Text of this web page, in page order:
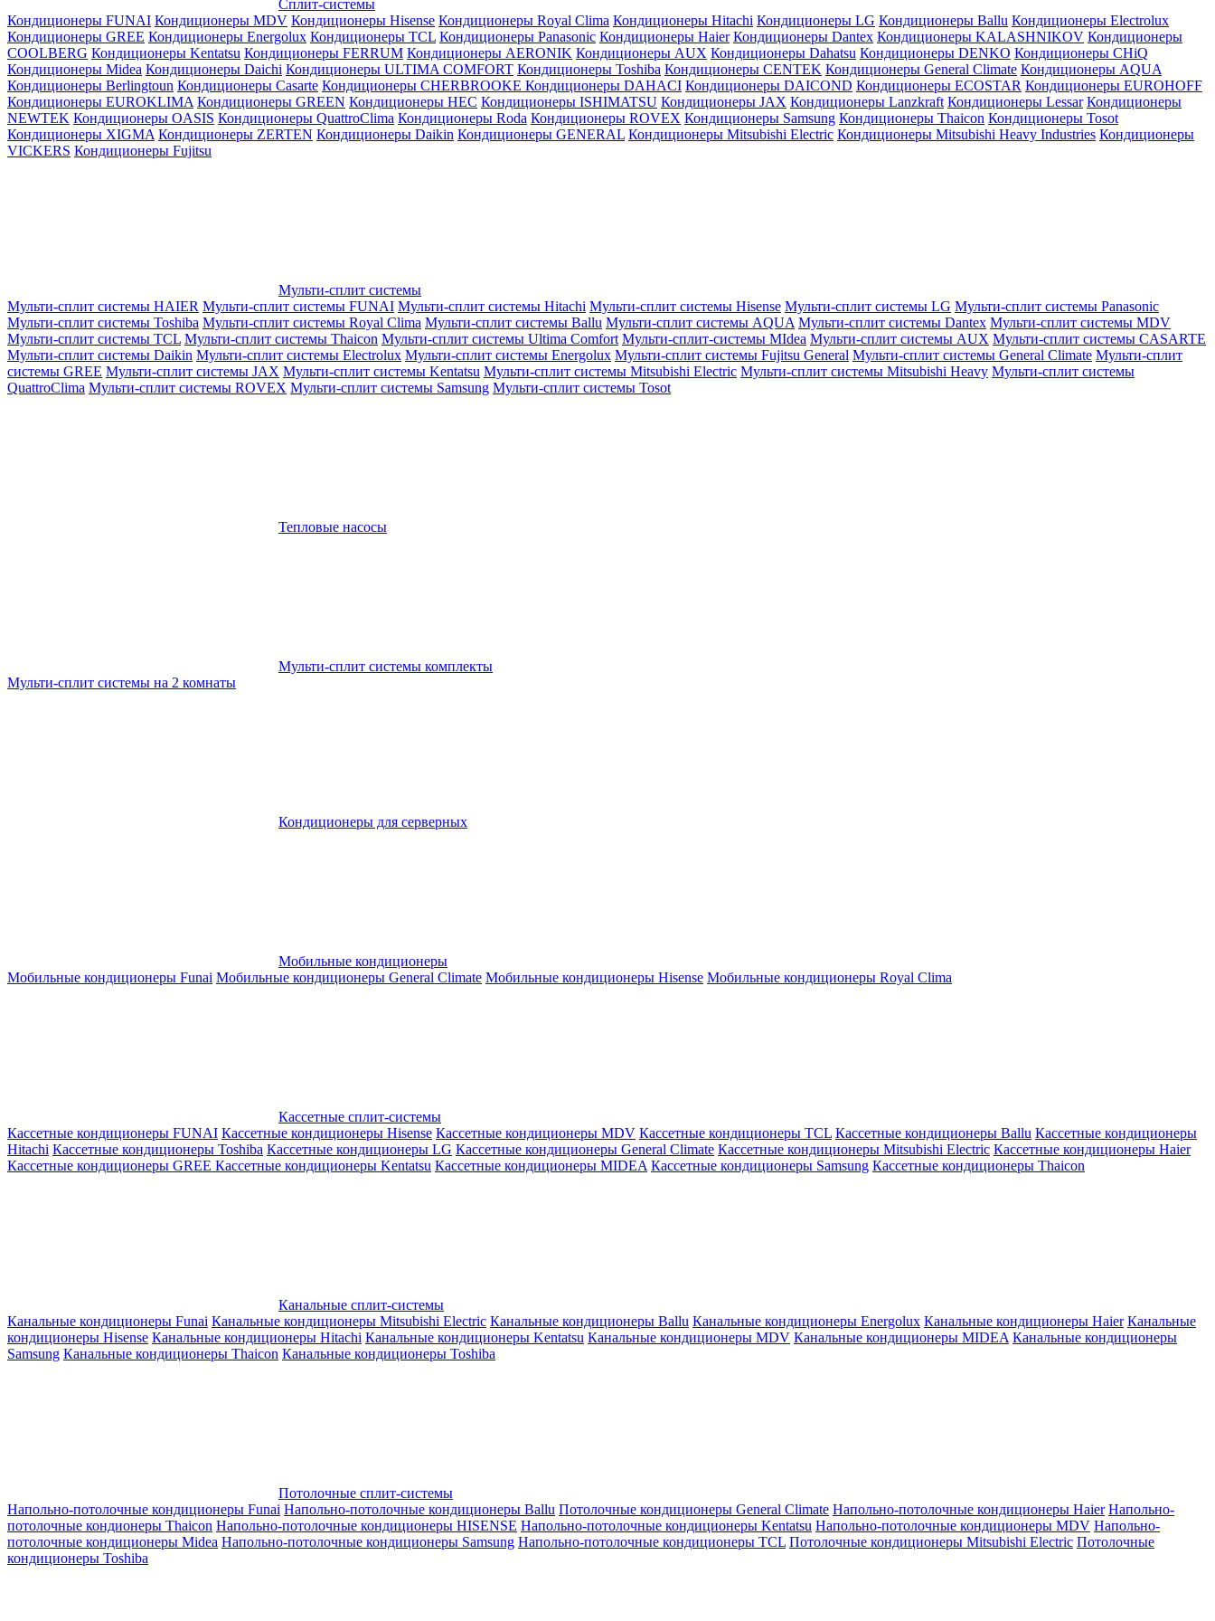
Сплит-системы
Кондиционеры FUNAI Кондиционеры MDV Кондиционеры Hisense Кондиционеры Royal Clima Кондиционеры Hitachi Кондиционеры LG Кондиционеры Ballu Кондиционеры Electrolux
Кондиционеры GREE Кондиционеры Energolux Кондиционеры TCL Кондиционеры Panasonic Кондиционеры Haier Кондиционеры Dantex Кондиционеры KALASHNIKOV Кондиционеры
СOOLBERG Кондиционеры Kentatsu Кондиционеры FERRUM Кондиционеры AERONIK Кондиционеры AUX Кондиционеры Dahatsu Кондиционеры DENKO Кондиционеры CHiQ
Кондиционеры Midea Кондиционеры Daichi Кондиционеры ULTIMA COMFORT Кондиционеры Toshiba Кондиционеры CENTEK Кондиционеры General Climate Кондиционеры AQUA
Кондиционеры Berlingtoun Кондиционеры Casarte Кондиционеры CHERBROOKE Кондиционеры DAHACI Кондиционеры DAICOND Кондиционеры ECOSTAR Кондиционеры EUROHOFF
Кондиционеры EUROKLIMA Кондиционеры GREEN Кондиционеры HEC Кондиционеры ISHIMATSU Кондиционеры JAX Кондиционеры Lanzkraft Кондиционеры Lessar Кондиционеры
NEWTEK Кондиционеры OASIS Кондиционеры QuattroClima Кондиционеры Roda Кондиционеры ROVEX Кондиционеры Samsung Кондиционеры Thaicon Кондиционеры Tosot
Кондиционеры XIGMA Кондиционеры ZERTEN Кондиционеры Daikin Кондиционеры GENERAL Кондиционеры Mitsubishi Electric Кондиционеры Mitsubishi Heavy Industries Кондиционеры
VICKERS Кондиционеры Fujitsu
Мульти-сплит системы
Мульти-сплит системы HAIER Мульти-сплит системы FUNAI Мульти-сплит системы Hitachi Мульти-сплит системы Hisense Мульти-сплит системы LG Мульти-сплит системы Panasonic
Мульти-сплит системы Toshiba Мульти-сплит системы Royal Clima Мульти-сплит системы Ballu Мульти-сплит системы AQUA Мульти-сплит системы Dantex Мульти-сплит системы MDV
Мульти-сплит системы TCL Мульти-сплит системы Thaicon Мульти-сплит системы Ultima Comfort Мульти-сплит-системы MIdea Мульти-сплит системы AUX Мульти-сплит системы CASARTE
Мульти-сплит системы Daikin Мульти-сплит системы Electrolux Мульти-сплит системы Energolux Мульти-сплит системы Fujitsu General Мульти-сплит системы General Climate Мульти-сплит
системы GREE Мульти-сплит системы JAX Мульти-сплит системы Kentatsu Мульти-сплит системы Mitsubishi Electric Мульти-сплит системы Mitsubishi Heavy Мульти-сплит системы
QuattroClima Мульти-сплит системы ROVEX Мульти-сплит системы Samsung Мульти-сплит системы Tosot
Тепловые насосы
Мульти-сплит системы комплекты
Мульти-сплит системы на 2 комнаты
Кондиционеры для серверных
Мобильные кондиционеры
Мобильные кондиционеры Funai Мобильные кондиционеры General Climate Мобильные кондиционеры Hisense Мобильные кондиционеры Royal Clima
Кассетные сплит-системы
Кассетные кондиционеры FUNAI Кассетные кондиционеры Hisense Кассетные кондиционеры MDV Кассетные кондиционеры TCL Кассетные кондиционеры Ballu Кассетные кондиционеры
Hitachi Кассетные кондиционеры Toshiba Кассетные кондиционеры LG Кассетные кондиционеры General Climate Кассетные кондиционеры Mitsubishi Electric Кассетные кондиционеры Haier
Кассетные кондиционеры GREE Кассетные кондиционеры Kentatsu Кассетные кондиционеры MIDEA Кассетные кондиционеры Samsung Кассетные кондиционеры Thaicon
Канальные сплит-системы
Канальные кондиционеры Funai Канальные кондиционеры Mitsubishi Electric Канальные кондиционеры Ballu Канальные кондиционеры Energolux Канальные кондиционеры Haier Канальные
кондиционеры Hisense Канальные кондиционеры Hitachi Канальные кондиционеры Kentatsu Канальные кондиционеры MDV Канальные кондиционеры MIDEA Канальные кондиционеры
Samsung Канальные кондиционеры Thaicon Канальные кондиционеры Toshiba
Потолочные сплит-системы
Напольно-потолочные кондиционеры Funai Напольно-потолочные кондиционеры Ballu Потолочные кондиционеры General Climate Напольно-потолочные кондиционеры Haier Напольно-
потолочные кондионеры Thaicon Напольно-потолочные кондиционеры HISENSE Напольно-потолочные кондиционеры Kentatsu Напольно-потолочные кондиционеры MDV Напольно-
потолочные кондиционеры Midea Напольно-потолочные кондиционеры Samsung Напольно-потолочные кондиционеры TCL Потолочные кондиционеры Mitsubishi Electric Потолочные
кондиционеры Toshiba